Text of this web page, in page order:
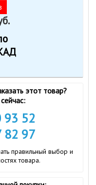
этот товар?
93 52
82 97
правильный выбор и
товара.